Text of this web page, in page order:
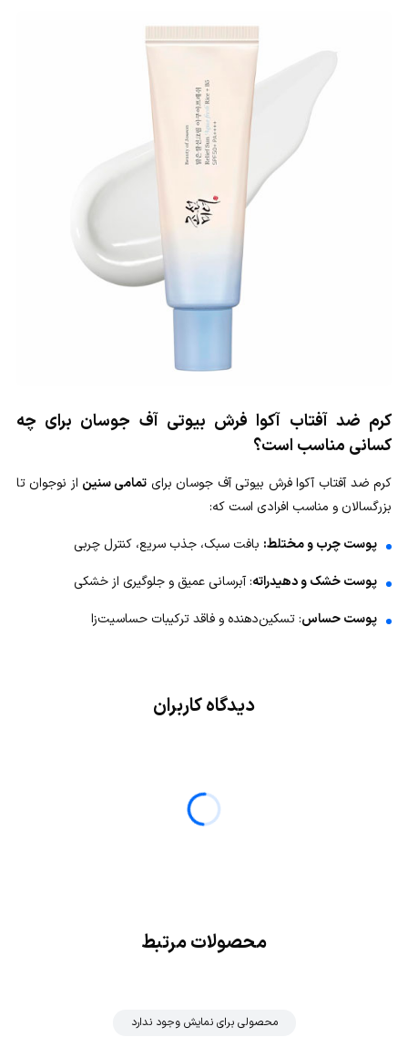
کرم ضد آفتاب آکوا فرش بیوتی آف جوسان برای چه
کسانی مناسب است؟
کرم ضد آفتاب آکوا فرش بیوتی آف جوسان برای تمامی سنین از نوجوان تا
بزرگسالان و مناسب افرادی است که:
پوست چرب و مختلط: بافت سبک، جذب سریع، کنترل چربی
پوست خشک و دهیدراته: آبرسانی عمیق و جلوگیری از خشکی
پوست حساس: تسکین‌دهنده و فاقد ترکیبات حساسیت‌زا
دیدگاه کاربران
محصولات مرتبط
محصولی برای نمایش وجود ندارد